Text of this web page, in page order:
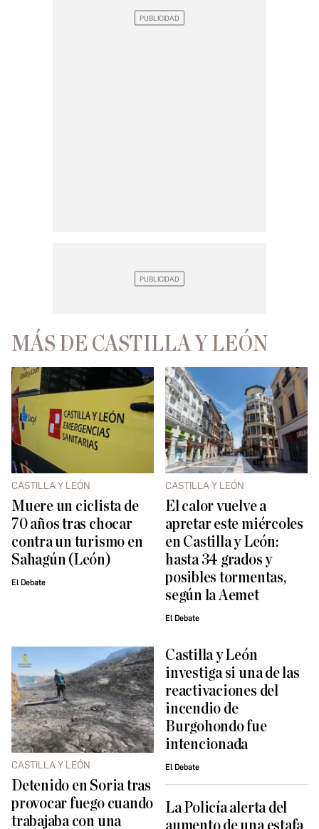
MÁS DE CASTILLA Y LEÓN
CASTILLA Y LEÓN
Muere un ciclista de
70 años tras chocar
contra un turismo en
Sahagún (León)
El Debate
CASTILLA Y LEÓN
El calor vuelve a
apretar este miércoles
en Castilla y León:
hasta 34 grados y
posibles tormentas,
según la Aemet
El Debate
CASTILLA Y LEÓN
Detenido en Soria tras
provocar fuego cuando
trabajaba con una
Castilla y León
investiga si una de las
reactivaciones del
incendio de
Burgohondo fue
intencionada
El Debate
La Policía alerta del